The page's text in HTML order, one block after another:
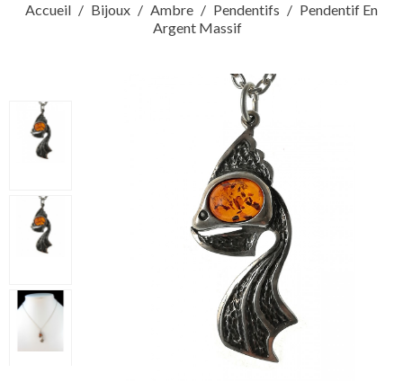
Accueil Bijoux Ambre Pendentifs
Pendentif En
Argent Massif